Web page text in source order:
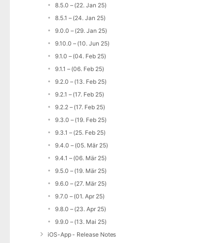
8.5.0 – (22. Jan 25)
8.5.1 – (24. Jan 25)
9.0.0 – (29. Jan 25)
9.10.0 – (10. Jun 25)
9.1.0 – (04. Feb 25)
9.1.1 – (06. Feb 25)
9.2.0 – (13. Feb 25)
9.2.1 – (17. Feb 25)
9.2.2 – (17. Feb 25)
9.3.0 – (19. Feb 25)
9.3.1 – (25. Feb 25)
9.4.0 – (05. Mär 25)
9.4.1 – (06. Mär 25)
9.5.0 – (19. Mär 25)
9.6.0 – (27. Mär 25)
9.7.0 – (01. Apr 25)
9.8.0 – (23. Apr 25)
9.9.0 – (13. Mai 25)
iOS-App - Release Notes